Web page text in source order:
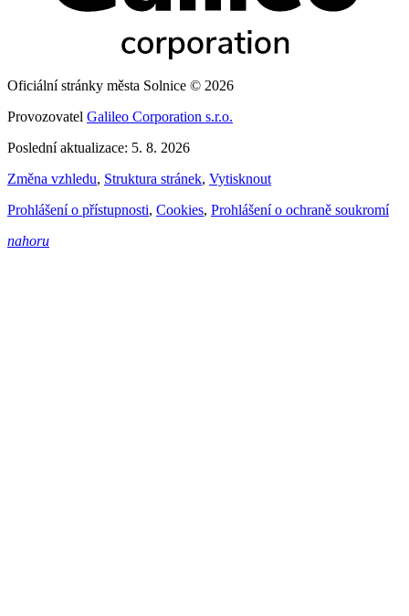
Oficiální stránky města Solnice © 2026
Provozovatel Galileo Corporation s.r.o.
Poslední aktualizace: 5. 8. 2026
Změna vzhledu, Struktura stránek, Vytisknout
Prohlášení o přístupnosti, Cookies, Prohlášení o ochraně soukromí
nahoru